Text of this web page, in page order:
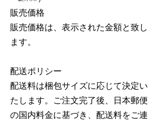
販売価格
販売価格は、表示された金額と致し
ます。
配送ポリシー
配送料は梱包サイズに応じて決定い
たします。ご注文完了後、日本郵便
の国内料金に基づき、配送料をご連